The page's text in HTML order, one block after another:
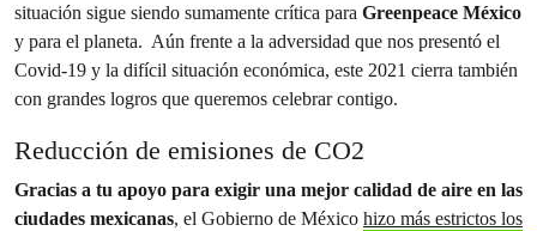
situación sigue siendo sumamente crítica para Greenpeace México
y para el planeta. Aún frente a la adversidad que nos presentó el
Covid-19 y la difícil situación económica, este 2021 cierra también
con grandes logros que queremos celebrar contigo.
Reducción de emisiones de CO2
Gracias a tu apoyo para exigir una mejor calidad de aire en las
ciudades mexicanas, el Gobierno de México hizo más estrictos los